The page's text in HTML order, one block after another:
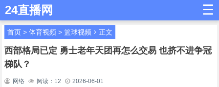
24直播网 ☰
首页> 体育视频 > 篮球视频 正文
西部格局已定 勇士老年天团再怎么交易 也挤不进争冠
梯队？
网络 阅读： 12 2026-06-01